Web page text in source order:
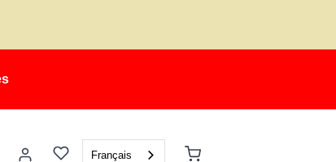
Français